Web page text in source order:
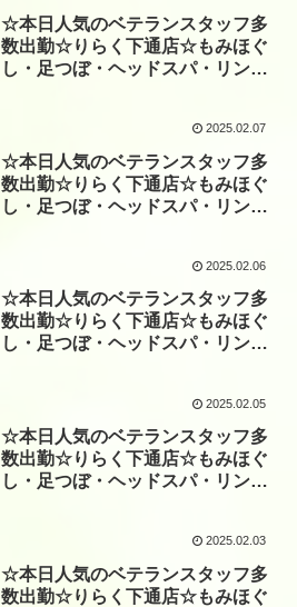
☆本日人気のベテランスタッフ多
数出勤☆りらく下通店☆もみほぐ
し・足つぼ・ヘッドスパ・リンパ
2025.02.07
☆本日人気のベテランスタッフ多
数出勤☆りらく下通店☆もみほぐ
し・足つぼ・ヘッドスパ・リンパ
2025.02.06
☆本日人気のベテランスタッフ多
数出勤☆りらく下通店☆もみほぐ
し・足つぼ・ヘッドスパ・リンパ
2025.02.05
☆本日人気のベテランスタッフ多
数出勤☆りらく下通店☆もみほぐ
し・足つぼ・ヘッドスパ・リンパ
2025.02.03
☆本日人気のベテランスタッフ多
数出勤☆りらく下通店☆もみほぐ